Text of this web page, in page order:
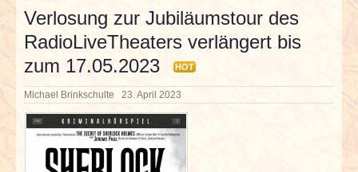
NEWS & DATES
BERICHTE
VERLOSUNGEN
INTERVIEWS
Verlosung zur Jubiläumstour des
RadioLiveTheaters verlängert bis
zum 17.05.2023
HOT
Michael Brinkschulte 23. April 2023